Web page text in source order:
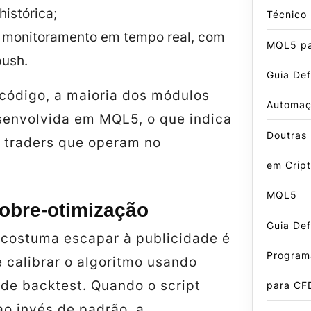
em tempo real, com
a maioria dos módulos
em MQL5, o que indica
que operam no
escapar à publicidade é
calibrar o algoritmo usando
backtest. Quando o script
Técnico
MQL5
Guia
Doutras
em
MQL5
Guia
para